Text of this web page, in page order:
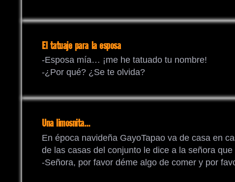
El tatuaje para la esposa
-Esposa mía… ¡me he tatuado tu nombre!
-¿Por qué? ¿Se te olvida?
Una limosnita…
En época navideña GayoTapao va de casa en
de las casas del conjunto le dice a la señora
-Señora, por favor déme algo de comer y por